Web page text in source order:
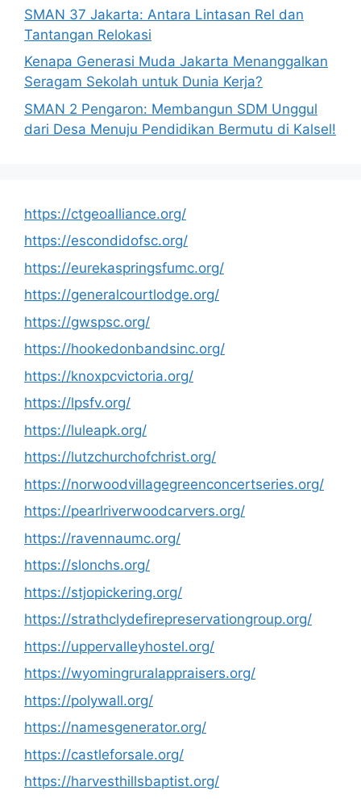
SMAN 37 Jakarta: Antara Lintasan Rel dan
Tantangan Relokasi
Kenapa Generasi Muda Jakarta Menanggalkan
Seragam Sekolah untuk Dunia Kerja?
SMAN 2 Pengaron: Membangun SDM Unggul
dari Desa Menuju Pendidikan Bermutu di Kalsel!
https://ctgeoalliance.org/
https://escondidofsc.org/
https://eurekaspringsfumc.org/
https://generalcourtlodge.org/
https://gwspsc.org/
https://hookedonbandsinc.org/
https://knoxpcvictoria.org/
https://lpsfv.org/
https://luleapk.org/
https://lutzchurchofchrist.org/
https://norwoodvillagegreenconcertseries.org/
https://pearlriverwoodcarvers.org/
https://ravennaumc.org/
https://slonchs.org/
https://stjopickering.org/
https://strathclydefirepreservationgroup.org/
https://uppervalleyhostel.org/
https://wyomingruralappraisers.org/
https://polywall.org/
https://namesgenerator.org/
https://castleforsale.org/
https://harvesthillsbaptist.org/